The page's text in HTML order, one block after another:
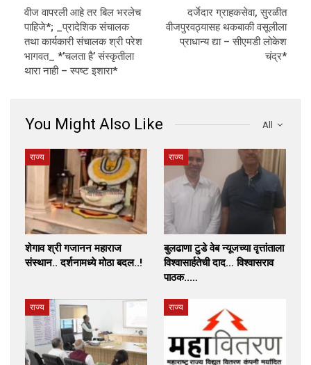
वीज वापरली आहे तर बिल भरलेच
पाहिजे*; _प्रादेशिक संचालक
तथा कार्यकारी संचालक श्री परेश
भागवत_ *’चलता है’ संस्कृतीला
थारा नाही – स्पष्ट इशारा*
दर्जेदार ग्राहकसेवा, सुरळीत
वीजपुरवठ्यासह थकबाकी वसूलीला
प्राधान्य द्या – सीएमडी लोकेश
चंद्र*
All
You Might Also Like
राज्य
शेगाव श्री गजानन महाराज
संस्थान.. दर्शनामध्ये मोठा बदल..!
राज्य
बुलढाणा टुडे वेब न्यूजच्या वृत्तांताला
विश्वासार्हतेची दाद… विश्वासराव
पाठक..…
राज्य राज्य